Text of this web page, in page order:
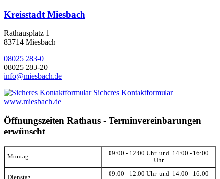
Kreisstadt Miesbach
Rathausplatz 1
83714 Miesbach
08025 283-0
08025 283-20
info@miesbach.de
Sicheres Kontaktformular
www.miesbach.de
Öffnungszeiten Rathaus - Terminvereinbarungen
erwünscht
Montag
09:00 - 12:00 Uhr und 14:00 - 16:00
Uhr
Dienstag
09:00 - 12:00 Uhr und 14:00 - 16:00